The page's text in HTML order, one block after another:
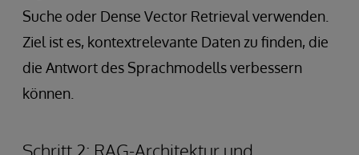
Suche oder Dense Vector Retrieval verwenden.
Ziel ist es, kontextrelevante Daten zu finden, die
die Antwort des Sprachmodells verbessern
können.
Schritt 2: RAG-Architektur und